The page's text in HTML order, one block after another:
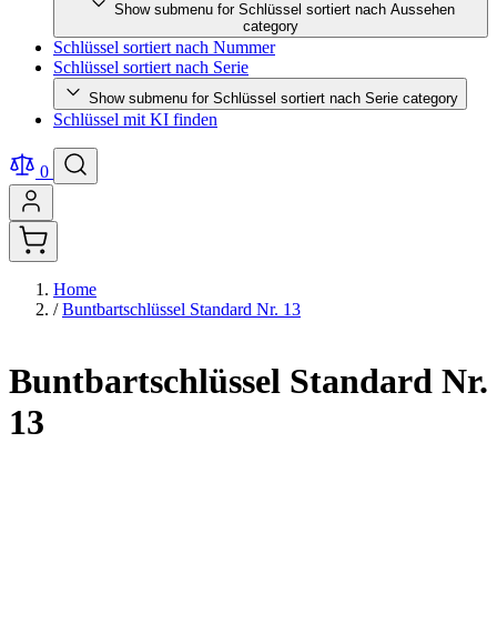
Show submenu for Schlüssel sortiert nach Aussehen
category
Schlüssel sortiert nach Nummer
Schlüssel sortiert nach Serie
Show submenu for Schlüssel sortiert nach Serie category
Schlüssel mit KI finden
0
Home
/ Buntbartschlüssel Standard Nr. 13
Buntbartschlüssel Standard Nr.
13